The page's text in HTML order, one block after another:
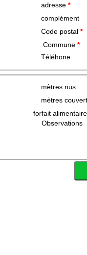
adresse *
complément
Code postal *
Commune *
Téléhone
mètres nus
mètres couvert
forfait alimentaire
Observations